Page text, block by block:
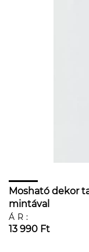
Mosható dekor
mintával
ÁR:
13 990 Ft